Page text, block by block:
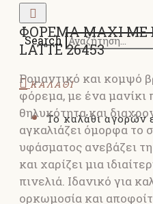
Search
ΚΑΛΑΘΙ
Το καλάθι αγορών
ΦΟΡΕΜΑ MAXI ΜΕ
LATTE 26453
Ρομαντικό και κομψό
φόρεμα, με ένα μανίκι
θηλυκότητα και
αγκαλιάζει όμορφα το
υφάσματος ανεβάζει
και χαρίζει μια
πινελιά. Ιδανικό για
ορκωμοσία και